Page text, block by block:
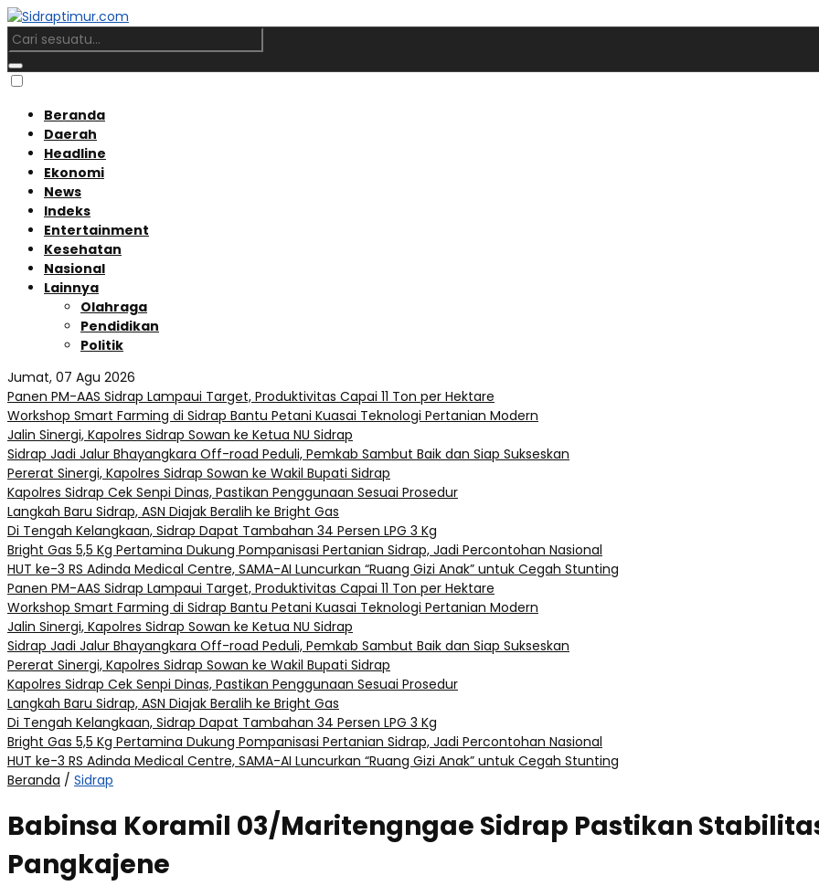
Beranda
Daerah
Headline
Ekonomi
News
Indeks
Entertainment
Kesehatan
Nasional
Lainnya
Olahraga
Pendidikan
Politik
Jumat, 07 Agu 2026
Panen PM-AAS Sidrap Lampaui Target, Produktivitas Capai 11 Ton per Hektare
Workshop Smart Farming di Sidrap Bantu Petani Kuasai Teknologi Pertanian Modern
Jalin Sinergi, Kapolres Sidrap Sowan ke Ketua NU Sidrap
Sidrap Jadi Jalur Bhayangkara Off-road Peduli, Pemkab Sambut Baik dan Siap Sukseskan
Pererat Sinergi, Kapolres Sidrap Sowan ke Wakil Bupati Sidrap
Kapolres Sidrap Cek Senpi Dinas, Pastikan Penggunaan Sesuai Prosedur
Langkah Baru Sidrap, ASN Diajak Beralih ke Bright Gas
Di Tengah Kelangkaan, Sidrap Dapat Tambahan 34 Persen LPG 3 Kg
Bright Gas 5,5 Kg Pertamina Dukung Pompanisasi Pertanian Sidrap, Jadi Percontohan Nasional
HUT ke-3 RS Adinda Medical Centre, SAMA-AI Luncurkan “Ruang Gizi Anak” untuk Cegah Stunting
Panen PM-AAS Sidrap Lampaui Target, Produktivitas Capai 11 Ton per Hektare
Workshop Smart Farming di Sidrap Bantu Petani Kuasai Teknologi Pertanian Modern
Jalin Sinergi, Kapolres Sidrap Sowan ke Ketua NU Sidrap
Sidrap Jadi Jalur Bhayangkara Off-road Peduli, Pemkab Sambut Baik dan Siap Sukseskan
Pererat Sinergi, Kapolres Sidrap Sowan ke Wakil Bupati Sidrap
Kapolres Sidrap Cek Senpi Dinas, Pastikan Penggunaan Sesuai Prosedur
Langkah Baru Sidrap, ASN Diajak Beralih ke Bright Gas
Di Tengah Kelangkaan, Sidrap Dapat Tambahan 34 Persen LPG 3 Kg
Bright Gas 5,5 Kg Pertamina Dukung Pompanisasi Pertanian Sidrap, Jadi Percontohan Nasional
HUT ke-3 RS Adinda Medical Centre, SAMA-AI Luncurkan “Ruang Gizi Anak” untuk Cegah Stunting
Beranda / Sidrap
Babinsa Koramil 03/Maritengngae Sidrap Pastikan
Pangkajene